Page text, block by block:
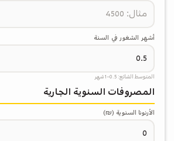
أشهر الشغور في السنة
المتوسط الشائع: 0.5-1 شهر
المصروفات السنوية الجارية
الأرنونا السنوية (₪)